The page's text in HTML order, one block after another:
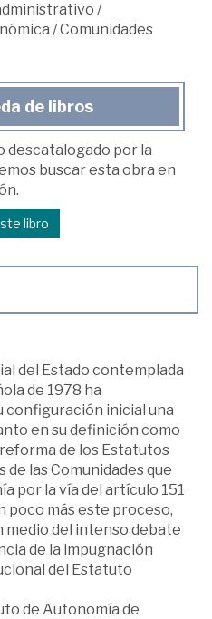
/
/Comunidades
de libros
descatalogado por la
buscar esta obra en
libro
del Estado contemplada
de 1978 ha
configuración inicial una
en su definición como
de los Estatutos
las Comunidades que
por la vía del artículo 151
poco más este proceso,
medio del intenso debate
de la impugnación
del Estatuto
de Autonomía de